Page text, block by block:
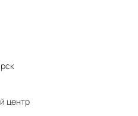
центр